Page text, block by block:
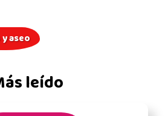
leído
y aseo